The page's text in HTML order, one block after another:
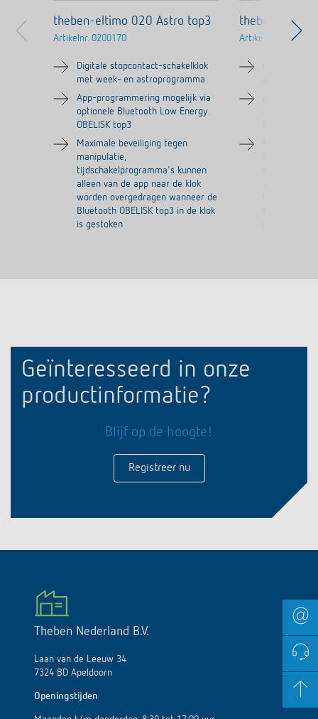
theben-eltimo 020 Astro top3
Artikelnr. 0200170
Digitale stopcontact-schakelklok
met week- en astroprogramma
App-programmering mogelijk via
optionele Bluetooth Low Energy
OBELISK top3
Maximale beveiliging tegen
manipulatie,
tijdschakelprogramma's kunnen
alleen van de app naar de klok
worden overgedragen wanneer de
Bluetooth OBELISK top3 in de klok
is gestoken
theben-
Artikelnr. 0200130
Geïnteresseerd in onze
productinformatie?
Blijf op de hoogte!
Registreer nu
Theben Nederland B.V.
Laan van de Leeuw 34
7324 BD Apeldoorn
Openingstijden